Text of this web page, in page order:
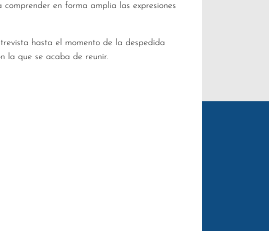
en forma amplia las expresiones
hasta el momento de la despedida
la que se acaba de reunir.